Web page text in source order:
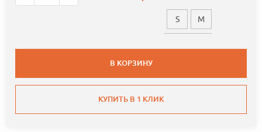
S M
В КОРЗИНУ
КУПИТЬ В 1 КЛИК